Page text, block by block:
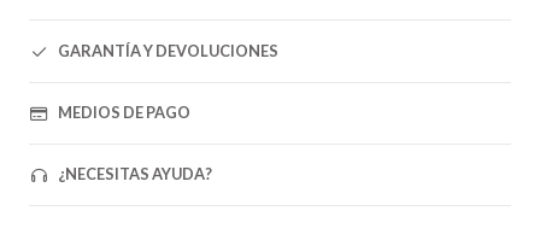
GARANTÍA Y DEVOLUCIONES
MEDIOS DE PAGO
¿NECESITAS AYUDA?